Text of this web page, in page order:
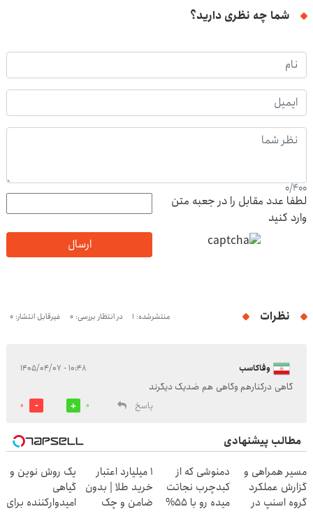
شما چه نظری دارید؟
0/400
لطفا عدد مقابل را در جعبه متن
وارد کنید
ارسال
نظرات منتشرشده: 1 در انتظار بررسی: 0 غیرقابل انتشار: 0
وفاکاسب ۱۰:۴۸ - ۱۴۰۵/۰۴/۰۷
گاهی درکنارهم وگاهی هم ضدیک دیگرند
پاسخ
0
0
مطالب پیشنهادی
مسیر همراهی و
گزارش عملکرد
گروه اسنپ در
دمنوشی که از
کبدچرب نجاتت
میده رو با 55%
۱ میلیارد اعتبار
خرید طلا | بدون
ضامن و چک
یک روش نوین و
گیاهی
امیدوارکننده برای